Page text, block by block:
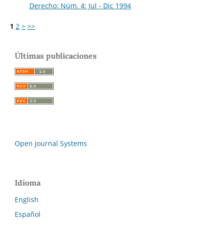
Derecho: Núm. 4: Jul - Dic 1994
1 2 > >>
Últimas publicaciones
Open Journal Systems
Idioma
English
Español